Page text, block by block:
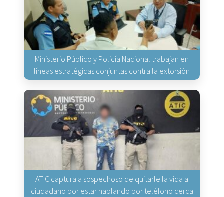
Ministerio Público y Policía Nacional trabajan en
líneas estratégicas conjuntas contra la extorsión
ATIC captura a sospechoso de quitarle la vida a
ciudadano por estar hablando por teléfono cerca